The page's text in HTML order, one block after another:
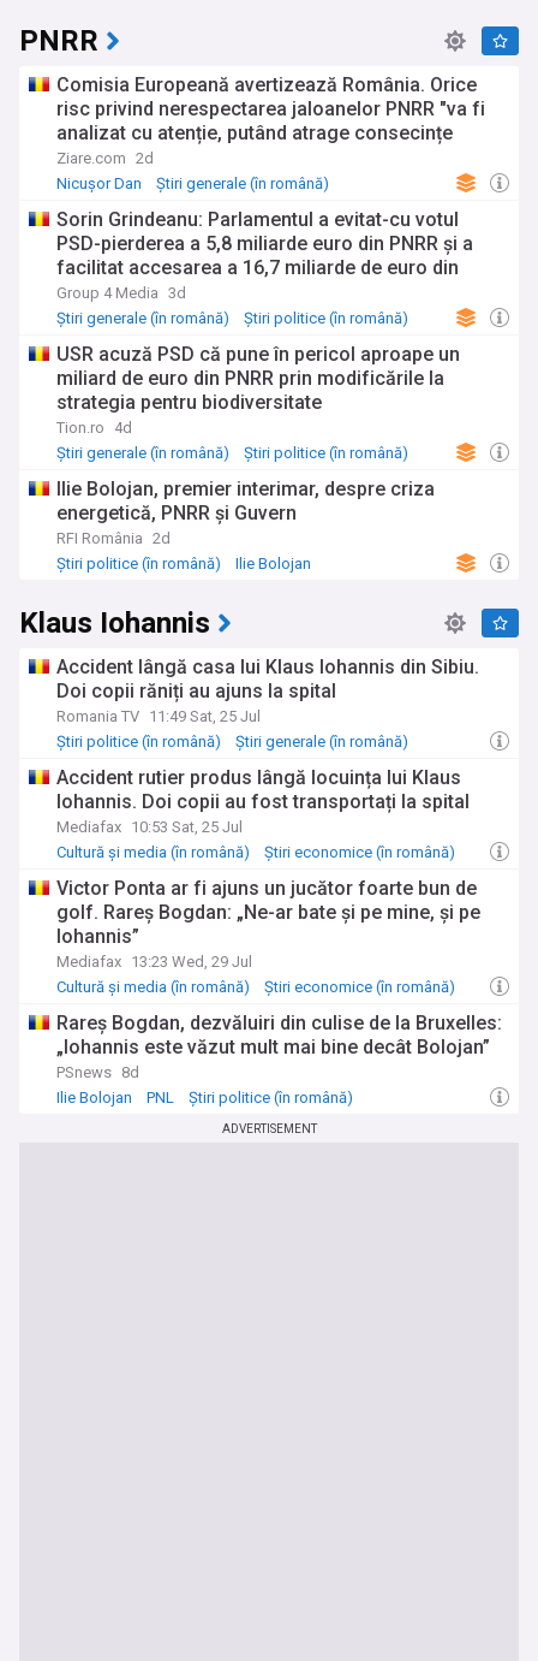
PNRR
Comisia Europeană avertizează România. Orice
risc privind nerespectarea jaloanelor PNRR "va fi
analizat cu atenție, putând atrage consecințe
financiare"
Ziare.com 2d
Nicușor Dan
Știri generale (în română)
Sorin Grindeanu: Parlamentul a evitat-cu votul
PSD-pierderea a 5,8 miliarde euro din PNRR și a
facilitat accesarea a 16,7 miliarde de euro din
programul SAFE
Group 4 Media 3d
Știri generale (în română)
Știri politice (în română)
USR acuză PSD că pune în pericol aproape un
miliard de euro din PNRR prin modificările la
strategia pentru biodiversitate
Tion.ro
4d
Știri generale (în română)
Știri politice (în română)
Ilie Bolojan, premier interimar, despre criza
energetică, PNRR și Guvern
RFI România 2d
Știri politice (în română)
Ilie Bolojan
Klaus Iohannis
Accident lângă casa lui Klaus Iohannis din Sibiu.
Doi copii răniți au ajuns la spital
Romania TV 11:49 Sat, 25 Jul
Știri politice (în română)
Știri generale (în română)
Accident rutier produs lângă locuința lui Klaus
Iohannis. Doi copii au fost transportați la spital
Mediafax 10:53 Sat, 25 Jul
Cultură și media (în română)
Știri economice (în română)
Victor Ponta ar fi ajuns un jucător foarte bun de
golf. Rareș Bogdan: „Ne-ar bate și pe mine, și pe
Iohannis”
Mediafax 13:23 Wed, 29 Jul
Cultură și media (în română)
Știri economice (în română)
Rareș Bogdan, dezvăluiri din culise de la Bruxelles:
„Iohannis este văzut mult mai bine decât Bolojan”
PSnews 8d
Ilie Bolojan
PNL Știri politice (în română)
ADVERTISEMENT